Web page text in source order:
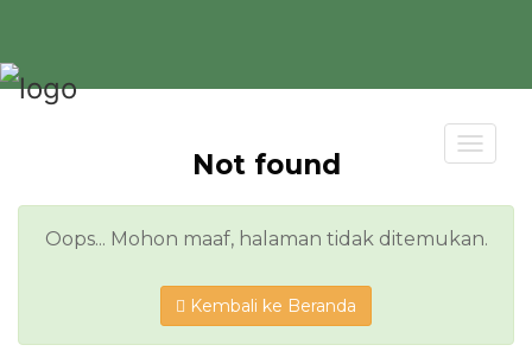
Not found
Oops... Mohon maaf, halaman tidak ditemukan.
Kembali ke Beranda